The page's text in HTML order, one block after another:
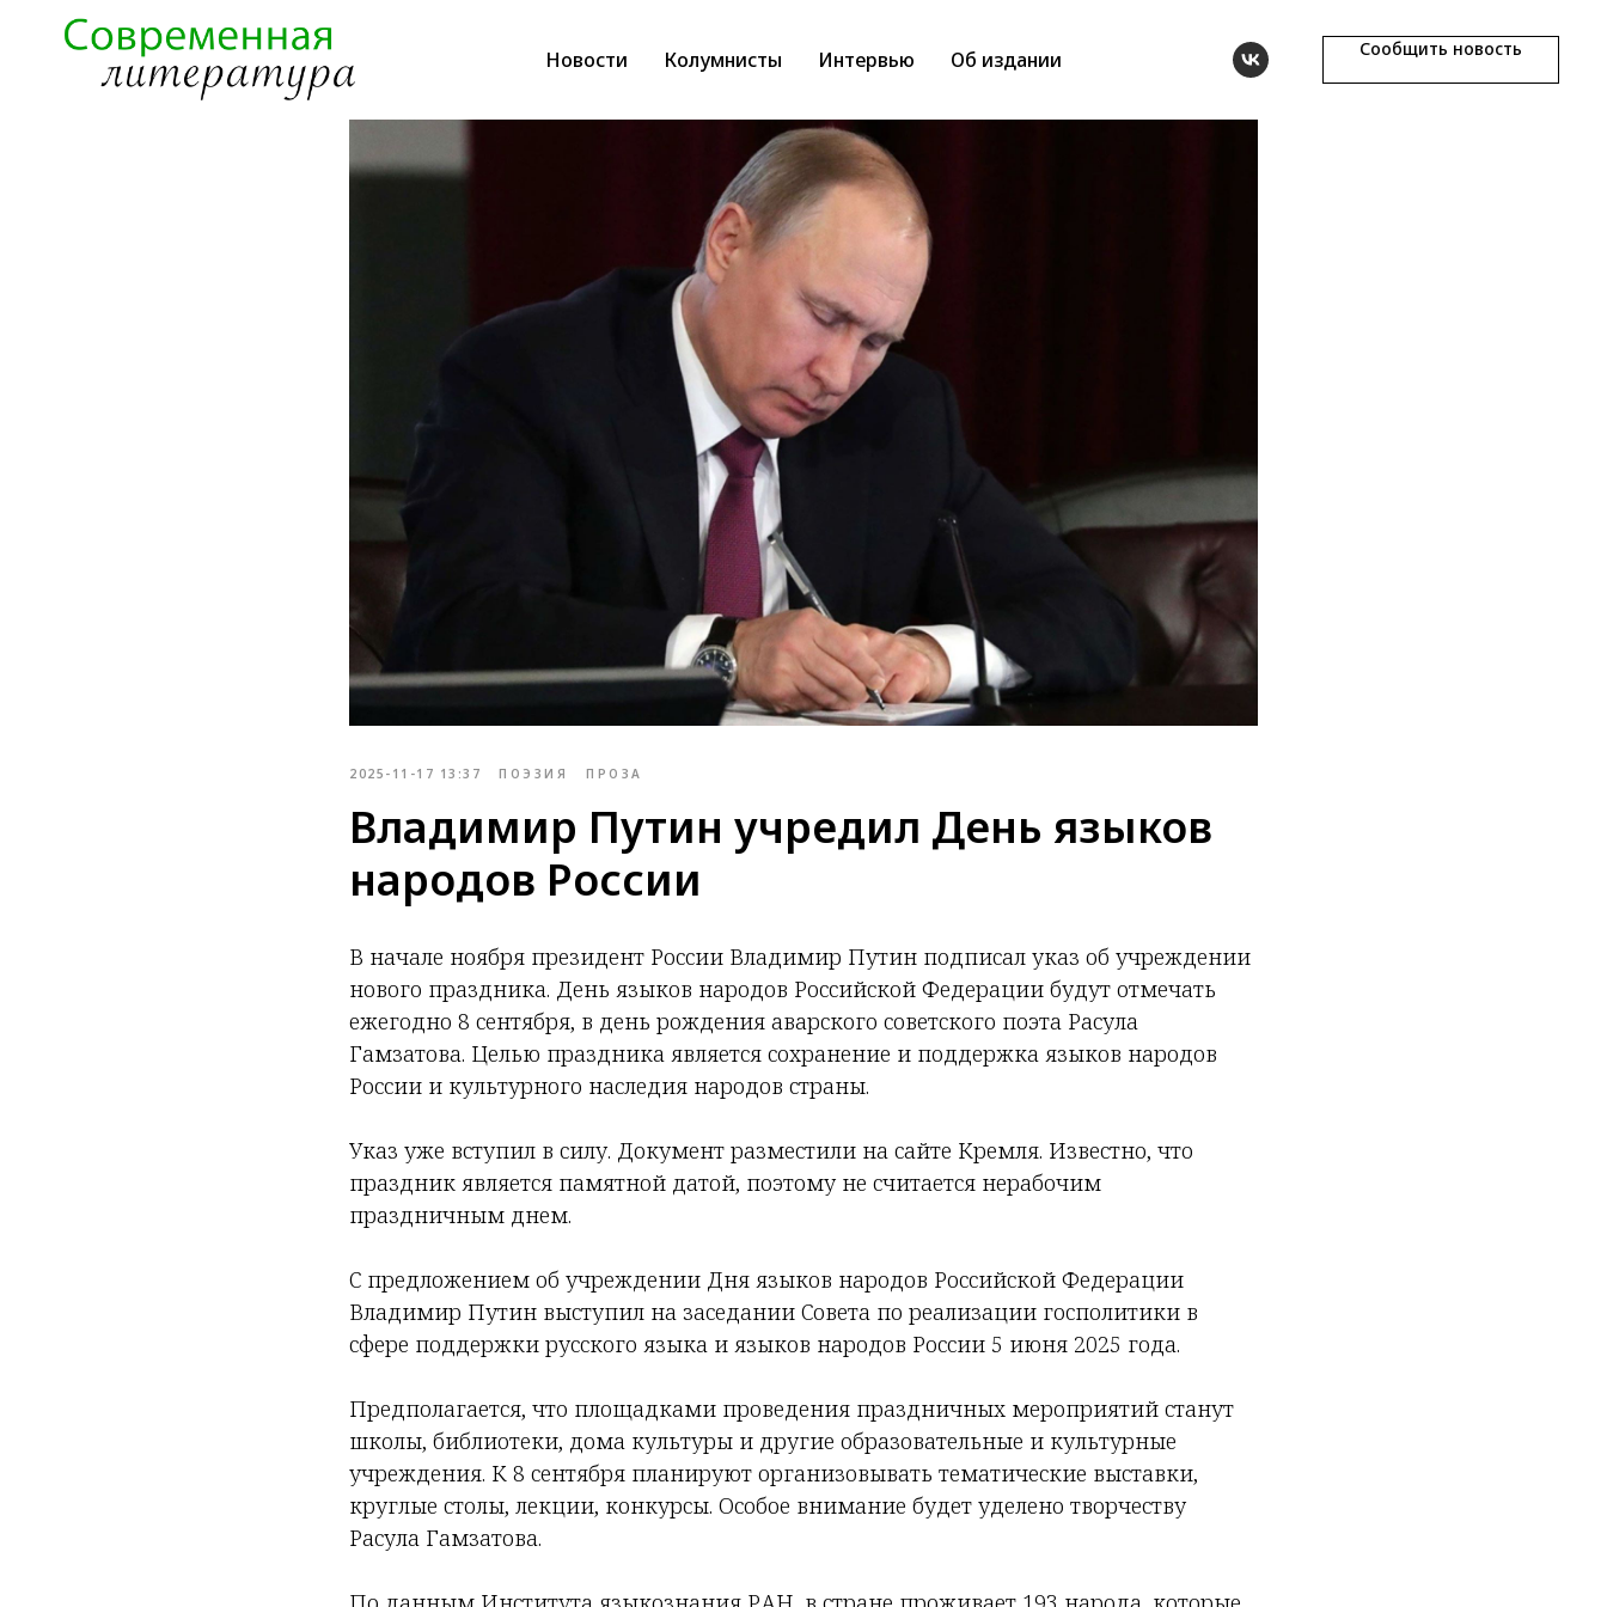
Новости Колумнисты Интервью Об издании Сообщить новость
2025-11-17 13:37 ПОЭЗИЯ ПРОЗА
Владимир Путин учредил День языков
народов России
В начале ноября президент России Владимир Путин подписал указ об учреждении
нового праздника. День языков народов Российской Федерации будут отмечать
ежегодно 8 сентября, в день рождения аварского советского поэта Расула
Гамзатова. Целью праздника является сохранение и поддержка языков народов
России и культурного наследия народов страны.
Указ уже вступил в силу. Документ разместили на сайте Кремля. Известно, что
праздник является памятной датой, поэтому не считается нерабочим
праздничным днем.
С предложением об учреждении Дня языков народов Российской Федерации
Владимир Путин выступил на заседании Совета по реализации госполитики в
сфере поддержки русского языка и языков народов России 5 июня 2025 года.
Предполагается, что площадками проведения праздничных мероприятий станут
школы, библиотеки, дома культуры и другие образовательные и культурные
учреждения. К 8 сентября планируют организовывать тематические выставки,
круглые столы, лекции, конкурсы. Особое внимание будет уделено творчеству
Расула Гамзатова.